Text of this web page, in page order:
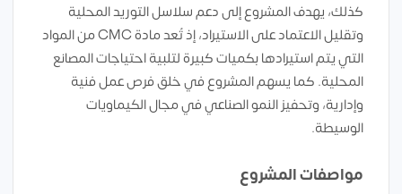
كذلك، يهدف المشروع إلى دعم سلاسل التوريد المحلية
وتقليل الاعتماد على الاستيراد، إذ تُعد مادة CMC من المواد
التي يتم استيرادها بكميات كبيرة لتلبية احتياجات المصانع
المحلية. كما يسهم المشروع في خلق فرص عمل فنية
وإدارية، وتحفيز النمو الصناعي في مجال الكيماويات
الوسيطة.
مواصفات المشروع